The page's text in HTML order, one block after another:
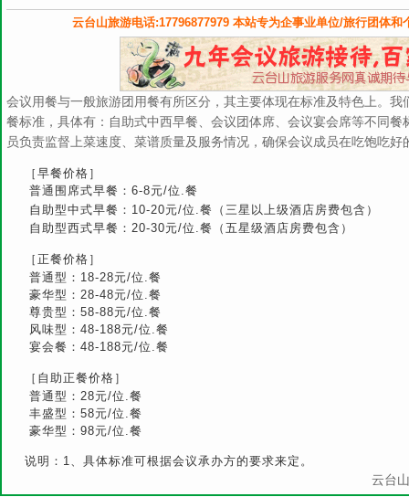
云台山旅游电话:17796877979 本站专为企事业单位/旅行团体
会议用餐与一般旅游团用餐有所区分，其主要体现在标准及特色上。
餐标准，具体有：自助式中西早餐、会议团体席、会议宴会席等不同
员负责监督上菜速度、菜谱质量及服务情况，确保会议成员在吃饱吃
［早餐价格］
普通围席式早餐：6-8元/位.餐
自助型中式早餐：10-20元/位.餐（三星以上级酒店房费包含）
自助型西式早餐：20-30元/位.餐（五星级酒店房费包含）
［正餐价格］
普通型：18-28元/位.餐
豪华型：28-48元/位.餐
尊贵型：58-88元/位.餐
风味型：48-188元/位.餐
宴会餐：48-188元/位.餐
［自助正餐价格］
普通型：28元/位.餐
丰盛型：58元/位.餐
豪华型：98元/位.餐
说明：1、具体标准可根据会议承办方的要求来定。
云台